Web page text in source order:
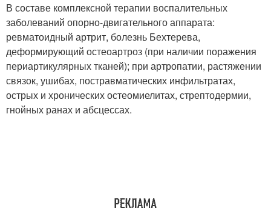
В составе комплексной терапии воспалительных
заболеваний опорно-двигательного аппарата:
ревматоидный артрит, болезнь Бехтерева,
деформирующий остеоартроз (при наличии поражения
периартикулярных тканей); при артропатии, растяжении
связок, ушибах, постравматических инфильтратах,
острых и хронических остеомиелитах, стрептодермии,
гнойных ранах и абсцессах.